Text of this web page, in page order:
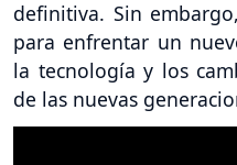
definitiva. Sin
para enfrentar un
la tecnología y los
de las nuevas